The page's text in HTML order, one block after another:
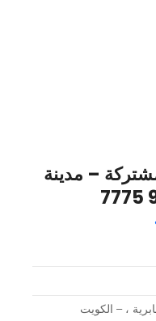
– مدينة